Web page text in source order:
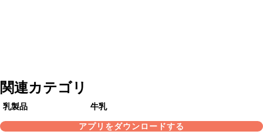
関連カテゴリ
乳製品
牛乳
アプリをダウンロードする